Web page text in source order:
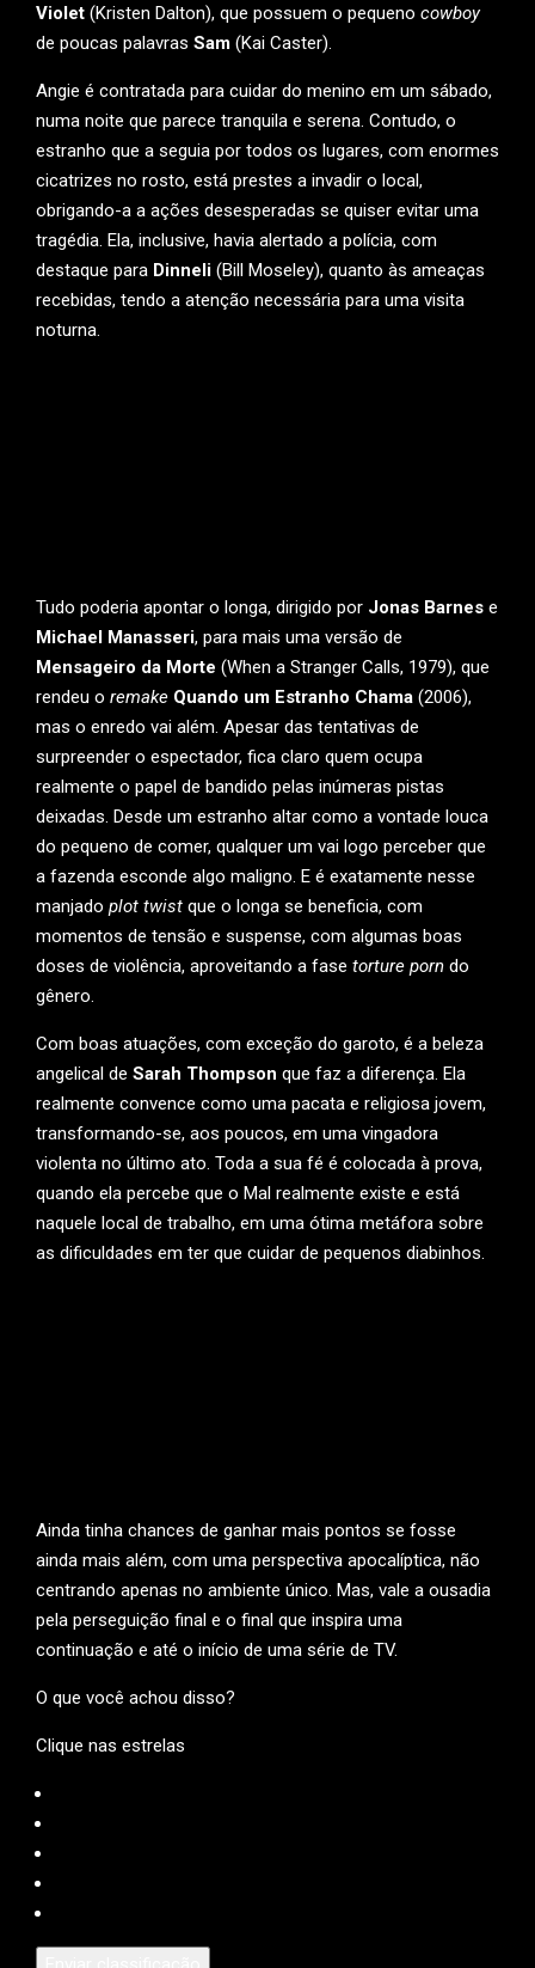
Violet (Kristen Dalton), que possuem o pequeno cowboy
de poucas palavras Sam (Kai Caster).
Angie é contratada para cuidar do menino em um sábado,
numa noite que parece tranquila e serena. Contudo, o
estranho que a seguia por todos os lugares, com enormes
cicatrizes no rosto, está prestes a invadir o local,
obrigando-a a ações desesperadas se quiser evitar uma
tragédia. Ela, inclusive, havia alertado a polícia, com
destaque para Dinneli (Bill Moseley), quanto às ameaças
recebidas, tendo a atenção necessária para uma visita
noturna.
Tudo poderia apontar o longa, dirigido por Jonas Barnes e
Michael Manasseri, para mais uma versão de
Mensageiro da Morte (When a Stranger Calls, 1979), que
rendeu o remake Quando um Estranho Chama (2006),
mas o enredo vai além. Apesar das tentativas de
surpreender o espectador, fica claro quem ocupa
realmente o papel de bandido pelas inúmeras pistas
deixadas. Desde um estranho altar como a vontade louca
do pequeno de comer, qualquer um vai logo perceber que
a fazenda esconde algo maligno. E é exatamente nesse
manjado plot twist que o longa se beneficia, com
momentos de tensão e suspense, com algumas boas
doses de violência, aproveitando a fase torture porn do
gênero.
Com boas atuações, com exceção do garoto, é a beleza
angelical de Sarah Thompson que faz a diferença. Ela
realmente convence como uma pacata e religiosa jovem,
transformando-se, aos poucos, em uma vingadora
violenta no último ato. Toda a sua fé é colocada à prova,
quando ela percebe que o Mal realmente existe e está
naquele local de trabalho, em uma ótima metáfora sobre
as dificuldades em ter que cuidar de pequenos diabinhos.
Ainda tinha chances de ganhar mais pontos se fosse
ainda mais além, com uma perspectiva apocalíptica, não
centrando apenas no ambiente único. Mas, vale a ousadia
pela perseguição final e o final que inspira uma
continuação e até o início de uma série de TV.
O que você achou disso?
Clique nas estrelas